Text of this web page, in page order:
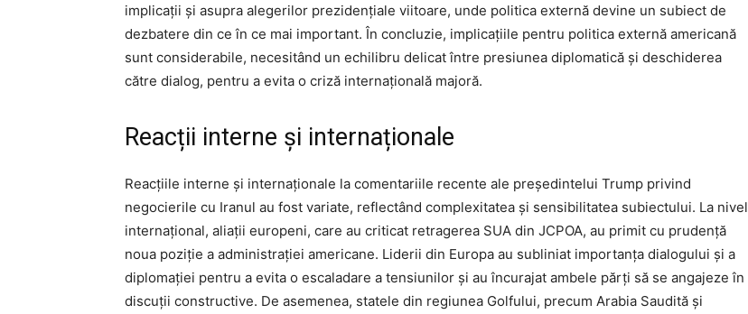
implicații și asupra alegerilor prezidențiale viitoare, unde politica externă devine un subiect de
dezbatere din ce în ce mai important. În concluzie, implicațiile pentru politica externă americană
sunt considerabile, necesitând un echilibru delicat între presiunea diplomatică și deschiderea
către dialog, pentru a evita o criză internațională majoră.
Reacții interne și internaționale
Reacțiile interne și internaționale la comentariile recente ale președintelui Trump privind
negocierile cu Iranul au fost variate, reflectând complexitatea și sensibilitatea subiectului. La nivel
internațional, aliații europeni, care au criticat retragerea SUA din JCPOA, au primit cu prudență
noua poziție a administrației americane. Liderii din Europa au subliniat importanța dialogului și a
diplomației pentru a evita o escaladare a tensiunilor și au încurajat ambele părți să se angajeze în
discuții constructive. De asemenea, statele din regiunea Golfului, precum Arabia Saudită și